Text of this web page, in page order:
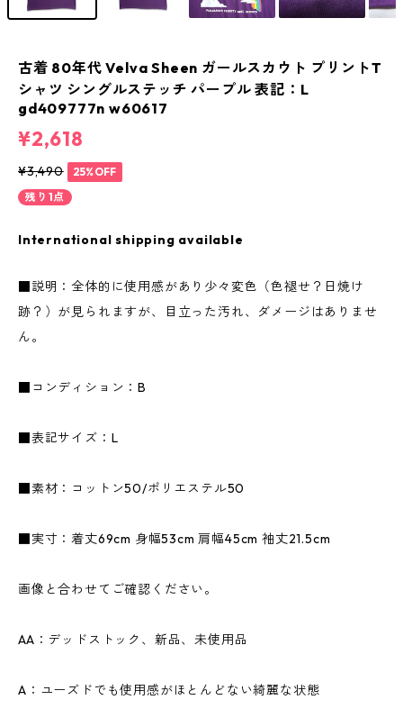
古着 80年代 Velva Sheen ガールスカウト プリントT
シャツ シングルステッチ パープル 表記：L
gd409777n w60617
¥2,618
¥3,490
25%OFF
残り1点
International shipping available
■説明：全体的に使用感があり少々変色（色褪せ？日焼け
跡？）が見られますが、目立った汚れ、ダメージはありませ
ん。
■コンディション：B
■表記サイズ：L
■素材：コットン50/ポリエステル50
■実寸：着丈69cm 身幅53cm 肩幅45cm 袖丈21.5cm
画像と合わせてご確認ください。
AA：デッドストック、新品、未使用品
A：ユーズドでも使用感がほとんどない綺麗な状態